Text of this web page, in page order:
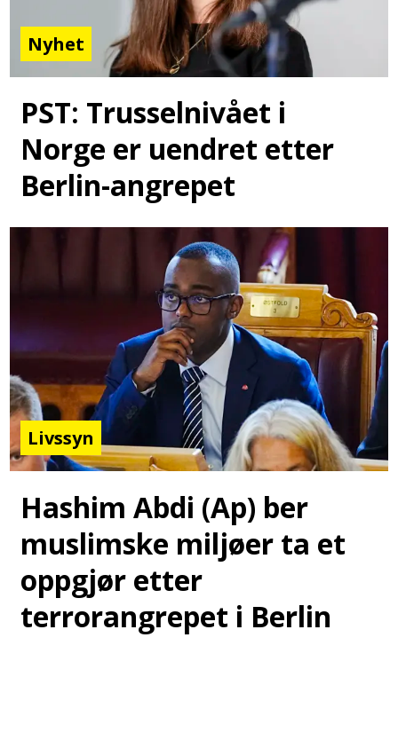
Nyhet
PST: Trusselnivået i
Norge er uendret etter
Berlin-angrepet
Livssyn
Hashim Abdi (Ap) ber
muslimske miljøer ta et
oppgjør etter
terrorangrepet i Berlin